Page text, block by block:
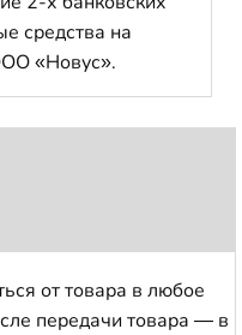
средства на
«Новус».
от товара в любое
передачи товара — в